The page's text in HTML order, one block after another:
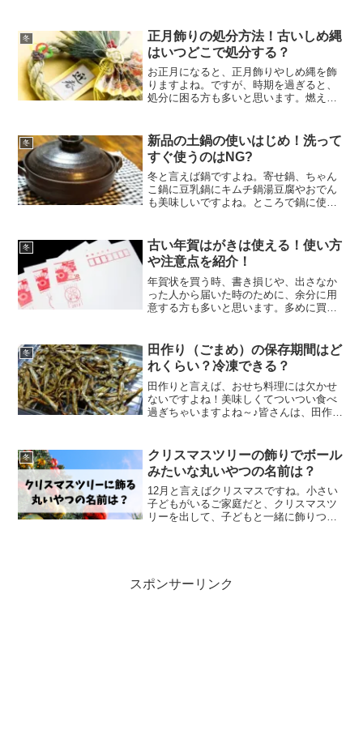
は煎り豆が使われますが、「豆を煎る＝
魔目を射る」というわけで...
冬
正月飾りの処分方法！古いしめ縄
はいつどこで処分する？
お正月になると、正月飾りやしめ縄を飾
りますよね。ですが、時期を過ぎると、
処分に困る方も多いと思います。燃える
どうしていますか？今回は、しめ縄の処
分法や自宅での処分法をご...
冬
新品の土鍋の使いはじめ！洗って
すぐ使うのはNG?
冬と言えば鍋ですよね。寄せ鍋、ちゃん
こ鍋に豆乳鍋にキムチ鍋湯豆腐やおでん
も美味しいですよね。ところで鍋に使う
ダイソーで400円の土鍋を買ったばかりで
す。400円で...
冬
古い年賀はがきは使える！使い方
や注意点を紹介！
年賀状を買う時、書き損じや、出さなか
った人から届いた時のために、余分に用
意する方も多いと思います。多めに買っ
が家も去年や一昨年、もっと古い年賀状
が引き出しに溜まっていま...
冬
田作り（ごまめ）の保存期間はど
れくらい？冷凍できる？
田作りと言えば、おせち料理には欠かせ
ないですよね！美味しくてついつい食べ
過ぎちゃいますよね～♪皆さんは、田作り
なく冷凍保存できないイメージがありま
すが、実は冷凍保存でき...
冬
クリスマスツリーの飾りでボール
みたいな丸いやつの名前は？
12月と言えばクリスマスですね。小さい
子どもがいるご家庭だと、クリスマスツ
リーを出して、子どもと一緒に飾りつけ
スポンサーリンク